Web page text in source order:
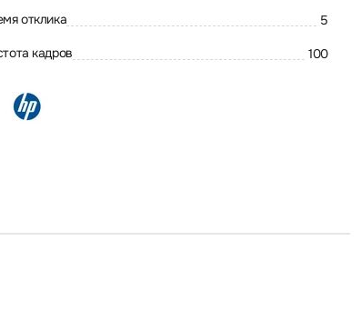
отклика 5
кадров 100